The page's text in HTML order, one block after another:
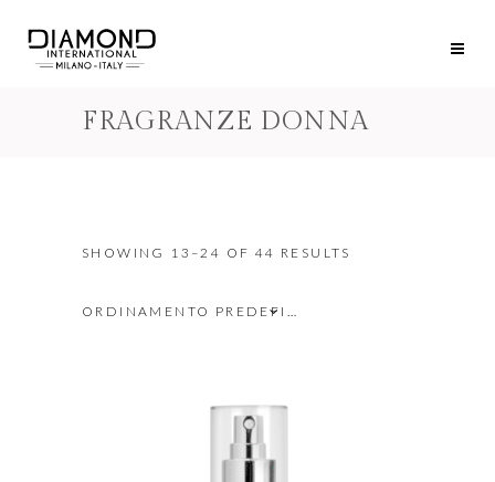
FRAGRANZE DONNA
SHOWING 13–24 OF 44 RESULTS
ORDINAMENTO PREDEFINITO